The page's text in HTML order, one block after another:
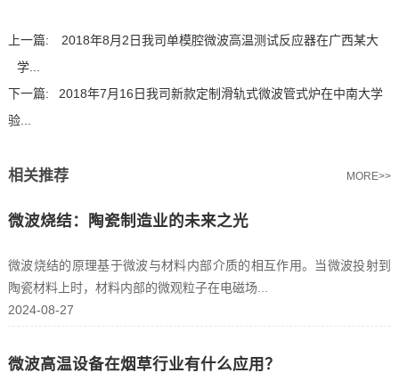
上一篇:
2018年8月2日我司单模腔微波高温测试反应器在广西某大
学...
下一篇:
2018年7月16日我司新款定制滑轨式微波管式炉在中南大学
验...
相关推荐 MORE>>
微波烧结：陶瓷制造业的未来之光
微波烧结的原理基于微波与材料内部介质的相互作用。当微波投射到
陶瓷材料上时，材料内部的微观粒子在电磁场...
2024-08-27
微波高温设备在烟草行业有什么应用？